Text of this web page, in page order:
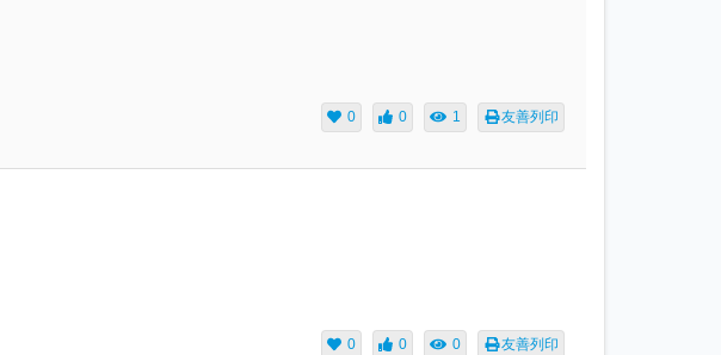
0 0 1 友善列印
0 0 0 友善列印